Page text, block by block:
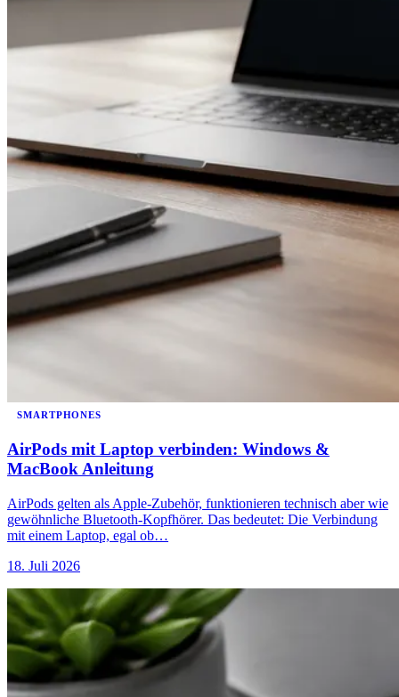
SMARTPHONES
AirPods mit Laptop verbinden: Windows &
MacBook Anleitung
AirPods gelten als Apple-Zubehör, funktionieren technisch aber wie
gewöhnliche Bluetooth-Kopfhörer. Das bedeutet: Die Verbindung
mit einem Laptop, egal ob…
18. Juli 2026